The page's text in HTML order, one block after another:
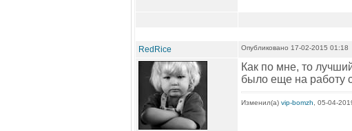
RedRice Опубликовано 17-02-2015 01:18
Как по мне, то
было еще на работу
Изменил(а) vip-bomzh , 05-04-